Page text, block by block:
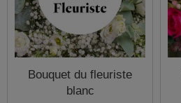
Bouquet du fleuriste
blanc